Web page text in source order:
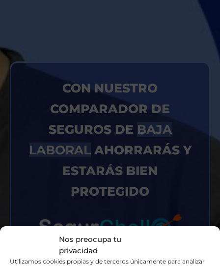
Nos preocupa tu
privacidad
Utilizamos cookies propias y de terceros únicamente para analizar
CON NUESTRO
COMPARADOR DE
SEGUROS DE BAJA
LABORALAHORRARÁS Y
ESTARÁS BIEN
PROTEGIDO